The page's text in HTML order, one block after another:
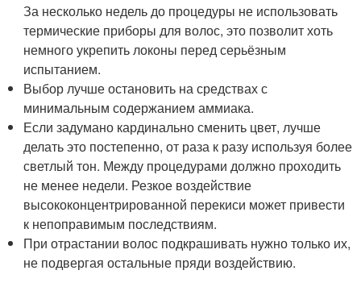
За несколько недель до процедуры не использовать
термические приборы для волос, это позволит хоть
немного укрепить локоны перед серьёзным
испытанием.
Выбор лучше остановить на средствах с
минимальным содержанием аммиака.
Если задумано кардинально сменить цвет, лучше
делать это постепенно, от раза к разу используя более
светлый тон. Между процедурами должно проходить
не менее недели. Резкое воздействие
высококонцентрированной перекиси может привести
к непоправимым последствиям.
При отрастании волос подкрашивать нужно только их,
не подвергая остальные пряди воздействию.